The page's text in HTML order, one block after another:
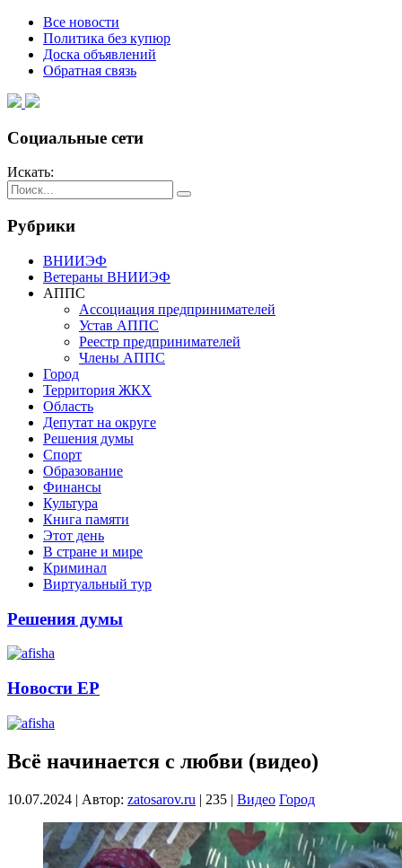
Все новости
Политика без купюр
Доска объявлений
Обратная связь
Социальные сети
Искать:
Рубрики
ВНИИЭФ
Ветераны ВНИИЭФ
АППС
Ассоциация предпринимателей
Устав АППС
Реестр предпринимателей
Члены АППС
Город
Территория ЖКХ
Область
Депутат на округе
Решения думы
Спорт
Образование
Финансы
Культура
Книга памяти
Этот день
В стране и мире
Криминал
Виртуальный тур
Решения думы
Новости ЕР
Всё начинается с любви (видео)
10.07.2024 | Автор: zatosarov.ru | 235 | Видео Город